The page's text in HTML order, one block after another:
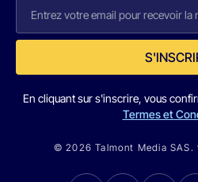
En cliquant sur s'inscrire, vous
Termes et
© 2026 Talmont Media